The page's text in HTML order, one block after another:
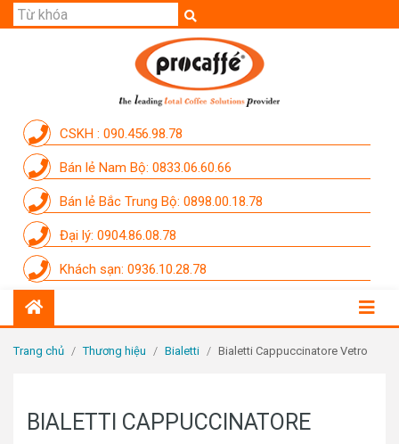
CSKH : 090.456.98.78
Bán lẻ Nam Bộ: 0833.06.60.66
Bán lẻ Bắc Trung Bộ: 0898.00.18.78
Đại lý: 0904.86.08.78
Khách sạn: 0936.10.28.78
DỊCH VỤ
CẨM NANG
THÀNH VIÊN PROCAFFE
KHUYẾN MÃI
SỰ KIỆN THƯƠNG HIỆU
LIÊN HỆ
Trang chủ / Thương hiệu / Bialetti / Bialetti Cappuccinatore Vetro
BIALETTI CAPPUCCINATORE